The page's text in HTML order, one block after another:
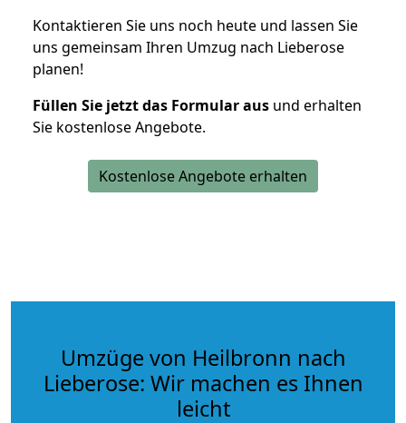
Kontaktieren Sie uns noch heute und lassen Sie
uns gemeinsam Ihren Umzug nach Lieberose
planen!
Füllen Sie jetzt das Formular aus und erhalten
Sie kostenlose Angebote.
Kostenlose Angebote erhalten
Umzüge von Heilbronn nach
Lieberose: Wir machen es Ihnen
leicht